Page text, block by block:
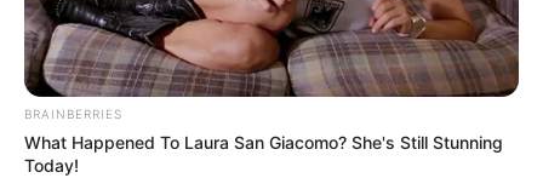
BRAINBERRIES
What Happened To Laura San Giacomo? She's Still Stunning
Today!